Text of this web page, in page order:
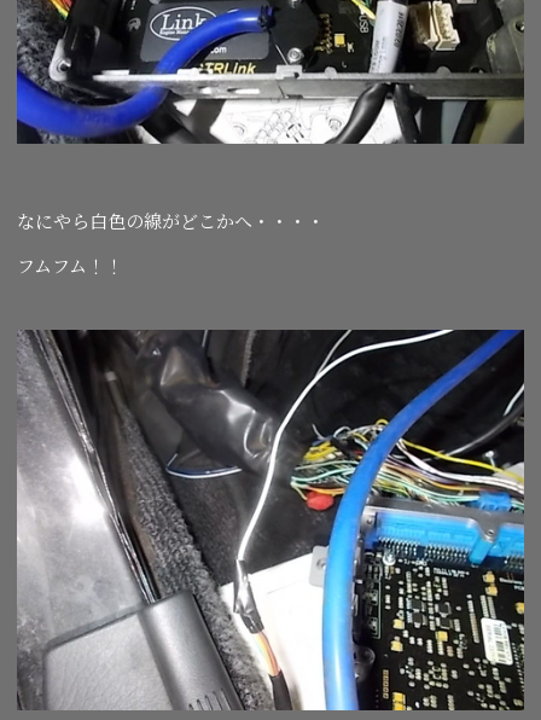
なにやら白色の線がどこかへ・・・・
フムフム！！